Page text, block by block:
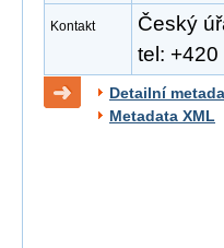
Kontakt
Český
tel: +420
Detailní
Metadata XML